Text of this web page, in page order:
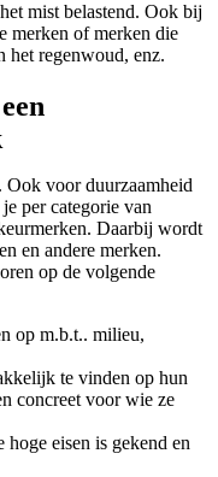
mist belastend. Ook bij
merken of merken die
het regenwoud, enz.
Ook voor duurzaamheid
per categorie van
Daarbij wordt
en andere merken.
op de volgende
op m.b.t.. milieu,
te vinden op hun
concreet voor wie ze
eisen is gekend en